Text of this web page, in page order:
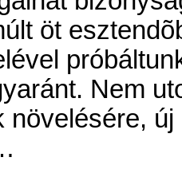
öt
Nem
növelésére,